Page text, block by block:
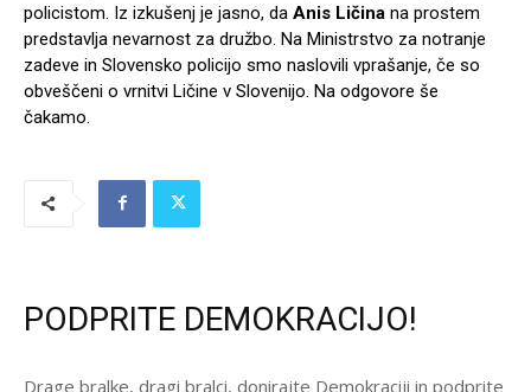
policistom. Iz izkušenj je jasno, da Anis Ličina na prostem
predstavlja nevarnost za družbo. Na Ministrstvo za notranje
zadeve in Slovensko policijo smo naslovili vprašanje, če so
obveščeni o vrnitvi Ličine v Slovenijo. Na odgovore še
čakamo.
PODPRITE DEMOKRACIJO!
Drage bralke, dragi bralci, donirajte Demokraciji in podprite